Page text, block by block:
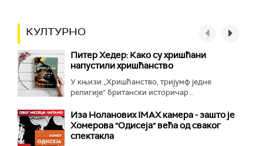
КУЛТУРНО
Питер Хедер: Како су хришћани
напустили хришћанство
У књизи „Хришћанство, тријумф једне
религије“ британски историчар...
Иза Ноланових IMAX камера - зашто је
Хомерова "Одисеја" већа од сваког
спектакла